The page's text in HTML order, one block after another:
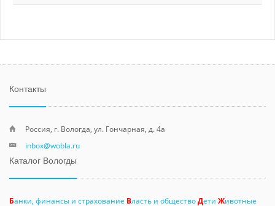
Контакты
Россия, г. Вологда, ул. Гончарная, д. 4а
inbox@wobla.ru
Каталог Вологды
Банки, финансы и страхование Власть и обществоДети Животные